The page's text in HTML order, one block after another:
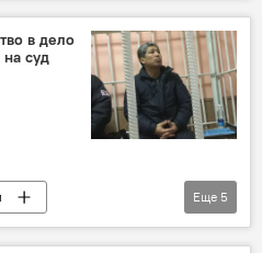
в дело
суд
Еще 5